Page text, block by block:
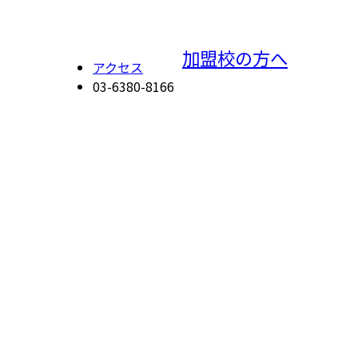
アクセス
03-6380-8166
加盟校の方へ